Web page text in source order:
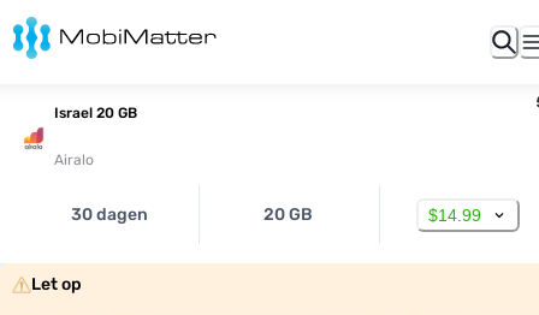
Israel 20 GB
Airalo
30 dagen 20 GB $14.99
Let op